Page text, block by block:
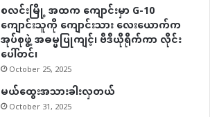
စလင်းမြို့ အထက ကျောင်းမှာ G-10
ကျောင်းသူကို ကျောင်းသား လေးယောက်က
အုပ်စုဖွဲ့ အဓမ္မပြုကျင့်၊ ဗီဒီယိုရိုက်ကာ လိုင်း
ပေါ်တင်၊
October 25, 2025
မယ်ထွေးအသားခါးလှတယ်
October 31, 2025